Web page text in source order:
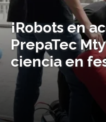
¡Robots en
PrepaTec
ciencia en